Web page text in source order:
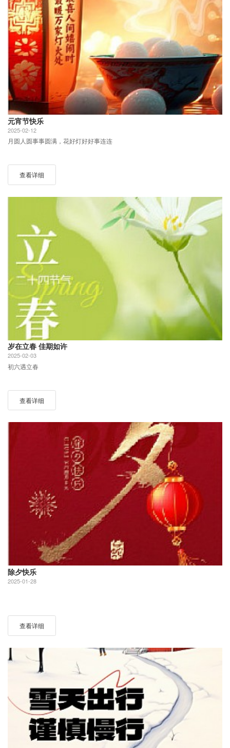
元宵节快乐
2025-02-12
月圆人圆事事圆满，花好灯好好事连连
查看详细
岁在立春 佳期如许
2025-02-03
初六遇立春
查看详细
除夕快乐
2025-01-28
查看详细